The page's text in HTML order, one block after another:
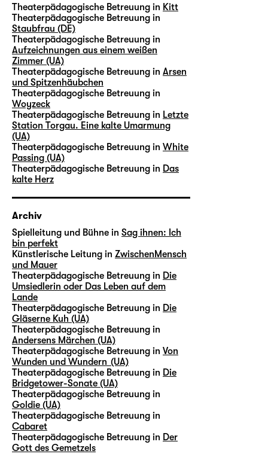
Theaterpädagogische Betreuung in Kitt
Theaterpädagogische Betreuung in
Staubfrau (DE)
Theaterpädagogische Betreuung in
Aufzeichnungen aus einem weißen
Zimmer (UA)
Theaterpädagogische Betreuung in Arsen
und Spitzenhäubchen
Theaterpädagogische Betreuung in
Woyzeck
Theaterpädagogische Betreuung in Letzte
Station Torgau. Eine kalte Umarmung
(UA)
Theaterpädagogische Betreuung in White
Passing (UA)
Theaterpädagogische Betreuung in Das
kalte Herz
Archiv
Spielleitung und Bühne in Sag ihnen: Ich
bin perfekt
Künstlerische Leitung in ZwischenMensch
und Mauer
Theaterpädagogische Betreuung in Die
Umsiedlerin oder Das Leben auf dem
Lande
Theaterpädagogische Betreuung in Die
Gläserne Kuh (UA)
Theaterpädagogische Betreuung in
Andersens Märchen (UA)
Theaterpädagogische Betreuung in Von
Wunden und Wundern (UA)
Theaterpädagogische Betreuung in Die
Bridgetower-Sonate (UA)
Theaterpädagogische Betreuung in
Goldie (UA)
Theaterpädagogische Betreuung in
Cabaret
Theaterpädagogische Betreuung in Der
Gott des Gemetzels